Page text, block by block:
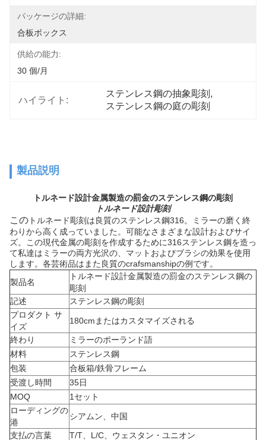
パッケージの詳細:
合板ボックス
供給の能力:
30 個/月
ハイライト:
ステンレス鋼の抽象彫刻 ,
ステンレス鋼の庭の彫刻
製品説明
トルネード設計金属製造の罰金のステンレス鋼の彫刻
トルネード設計彫刻
この トルネード彫刻は良質のステンレス鋼316。ミラーの磨く終
わりから高く成っていました。可能なさまざまな設計およびサイ
ズ。この現代金属の彫刻を作成するために316ステンレス鋼を造っ
て私達はミラーの両方光沢の、マットおよびブラシの効果を使用
します。各芸術品はまた良質のcrafsmanshipの例です。
製品名
トルネード設計金属製造の罰金のステンレス鋼の
彫刻
記述
ステンレス鋼の彫刻
プロダクト サ
イズ
180cmまたはカスタマイズされる
終わり
ミラーのポーランド語
材料
ステンレス鋼
包装
合板箱/鉄骨フレーム
受渡し時間
35日
MOQ
1セット
ローディングの
港
シアムン、中国
支払の言葉
T/T、L/C、ウェスタン・ユニオン